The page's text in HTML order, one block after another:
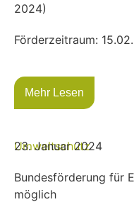
2024)
Förderzeitraum:
Mehr Lesen
Umweltschutz
23. Januar 2024
Bundesförderung für
möglich